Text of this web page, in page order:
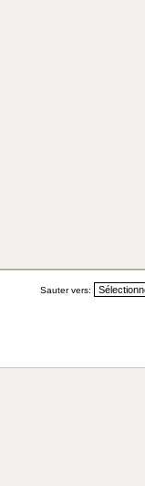
Sauter vers: